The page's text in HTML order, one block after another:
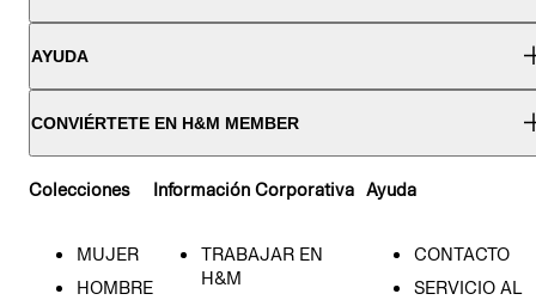
AYUDA
CONVIÉRTETE EN H&M MEMBER
Colecciones
MUJER
HOMBRE
Información Corporativa
TRABAJAR EN
H&M
Ayuda
CONTACTO
SERVICIO AL